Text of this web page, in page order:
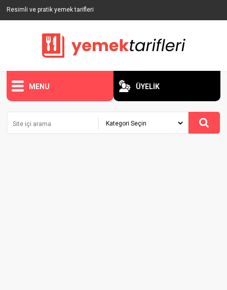
Resimli ve pratik yemek tarifleri
MENU ÜYELİK